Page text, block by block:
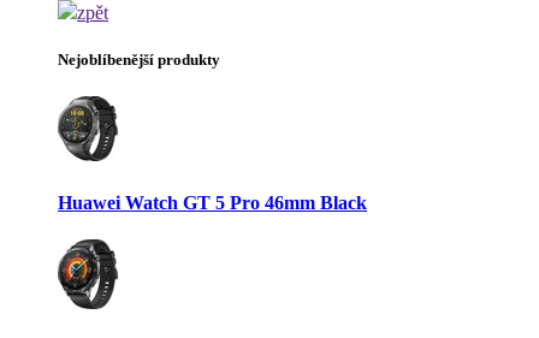
zpět
Nejoblíbenější produkty
Huawei Watch GT 5 Pro 46mm Black